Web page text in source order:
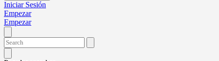
Iniciar Sesión
Empezar
Empezar